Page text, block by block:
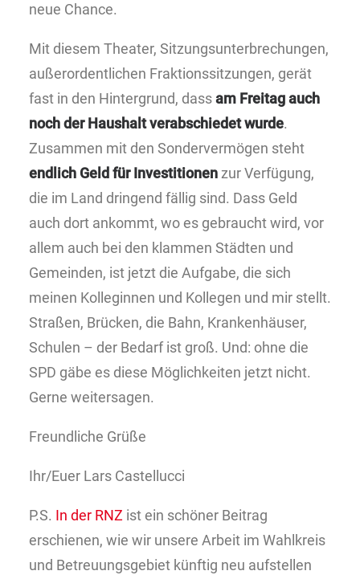
neue Chance.
Mit diesem Theater, Sitzungsunterbrechungen,
außerordentlichen Fraktionssitzungen, gerät
fast in den Hintergrund, dassam Freitag auch
noch der Haushalt verabschiedet wurde.
Zusammen mit den Sondervermögen steht
endlich Geld für Investitionen zur Verfügung,
die im Land dringend fällig sind. Dass Geld
auch dort ankommt, wo es gebraucht wird, vor
allem auch bei den klammen Städten und
Gemeinden, ist jetzt die Aufgabe, die sich
meinen Kolleginnen und Kollegen und mir stellt.
Straßen, Brücken, die Bahn, Krankenhäuser,
Schulen – der Bedarf ist groß. Und: ohne die
SPD gäbe es diese Möglichkeiten jetzt nicht.
Gerne weitersagen.
Freundliche Grüße
Ihr/Euer Lars Castellucci
P.S. In der RNZ ist ein schöner Beitrag
erschienen, wie wir unsere Arbeit im Wahlkreis
und Betreuungsgebiet künftig neu aufstellen